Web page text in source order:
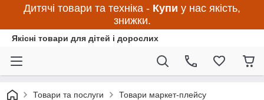
Дитячі товари та техніка - Купи у нас якість,
знижки.
Якісні товари для дітей і дорослих
Товари та послуги Товари маркет-плейсу